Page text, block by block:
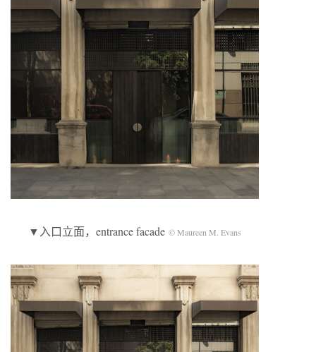
▼入口立面，entrance facade © Maureen M. Evans